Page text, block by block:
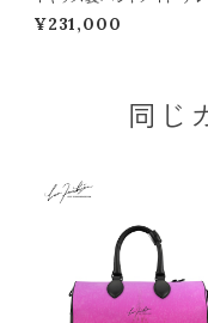
ット クラブバッグ （Noisy
柄）■納期１か月
¥231,000
同じ